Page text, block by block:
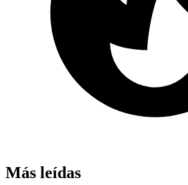
Más leídas